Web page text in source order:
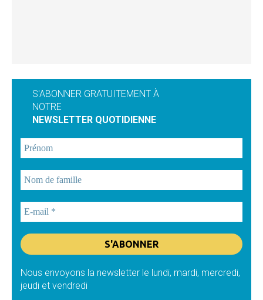
S'ABONNER GRATUITEMENT À
NOTRE
NEWSLETTER QUOTIDIENNE
Nous envoyons la newsletter le lundi, mardi, mercredi,
jeudi et vendredi